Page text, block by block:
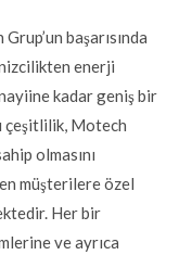
başarısında
enerji
kadar geniş bir
çeşitlilik, Motech
olmasını
müşterilere özel
Her bir
ve ayrıca